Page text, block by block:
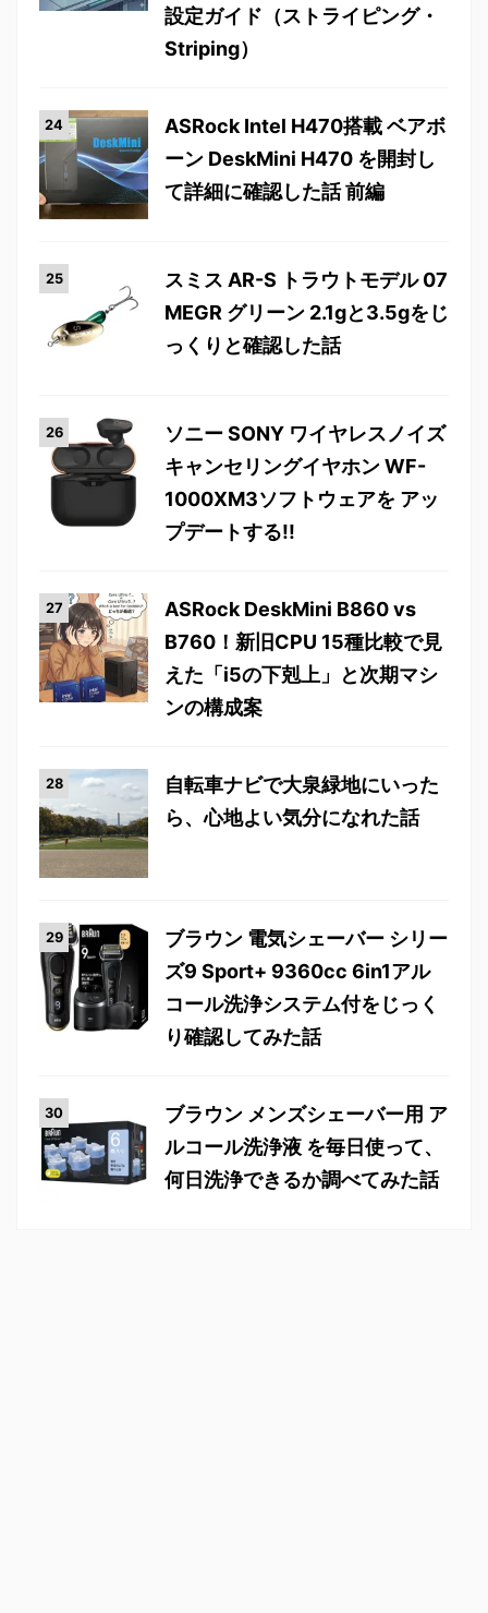
設定ガイド（ストライピング・
Striping）
ASRock Intel H470搭載 ベアボ
ーン DeskMini H470 を開封し
て詳細に確認した話 前編
スミス AR-S トラウトモデル 07
MEGR グリーン 2.1gと3.5gをじ
っくりと確認した話
ソニー SONY ワイヤレスノイズ
キャンセリングイヤホン WF-
1000XM3ソフトウェアを アッ
プデートする!!
ASRock DeskMini B860 vs
B760！新旧CPU 15種比較で見
えた「i5の下剋上」と次期マシ
ンの構成案
自転車ナビで大泉緑地にいった
ら、心地よい気分になれた話
ブラウン 電気シェーバー シリー
ズ9 Sport+ 9360cc 6in1アル
コール洗浄システム付をじっく
り確認してみた話
ブラウン メンズシェーバー用 ア
ルコール洗浄液 を毎日使って、
何日洗浄できるか調べてみた話